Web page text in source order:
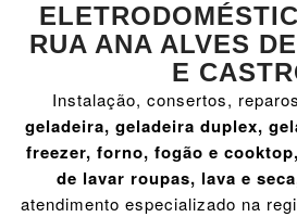
RUA ANA ALVES
E
Instalação, consertos,
geladeira, geladeira duplex,
freezer, forno, fogão e
de lavar roupas, lava e
atendimento especializado na